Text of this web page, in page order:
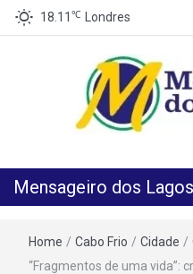
18.11 ℃ Londres
Mensageiro dos Lagos
Home / Cabo Frio / Cidade /
“Fragmentos de uma vida”: